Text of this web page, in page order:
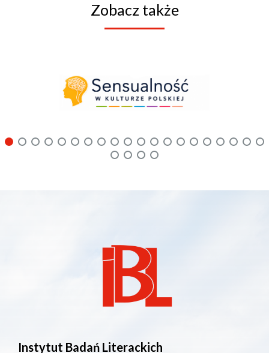
Zobacz także
Instytut Badań Literackich